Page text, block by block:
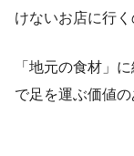
けないお店に行く
「地元の食材」
で足を運ぶ価値の